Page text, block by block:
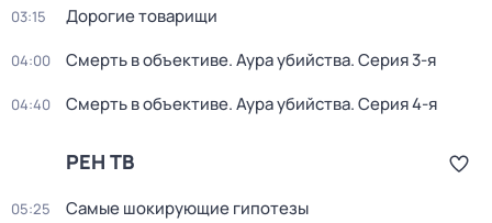
03:15 Дорогие товарищи
04:00 Смерть в объективе. Аура убийства. Серия 3-я
04:40 Смерть в объективе. Аура убийства. Серия 4-я
РЕН ТВ
05:25 Самые шoкиpующие гипотезы